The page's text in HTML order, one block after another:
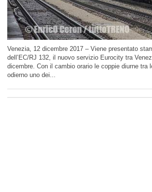
Venezia, 12 dicembre 2017 – Viene presentato
dell’EC/RJ 132, il nuovo servizio Eurocity tra
dicembre. Con il cambio orario le coppie diurne tra
odierno uno dei...